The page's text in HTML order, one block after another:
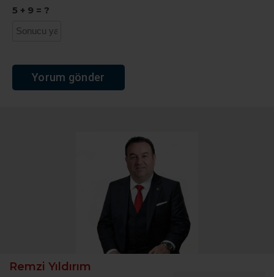
5 + 9 = ?
Remzi Yıldırım